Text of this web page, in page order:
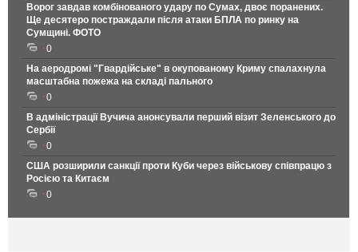
Ворог завдав комбінованого удару по Сумах, двоє поранених.
Ще десятеро постраждали після атаки БПЛА по ринку на
Сумщині. ФОТО
0
На аеродромі "Гвардійське" в окупованому Криму спалахнула
масштабна пожежа на складі пального
0
В адміністрації Вучича анонсували перший візит Зеленського до
Сербії
0
США розширили санкції проти Куби через військову співпрацю з
Росією та Китаєм
0